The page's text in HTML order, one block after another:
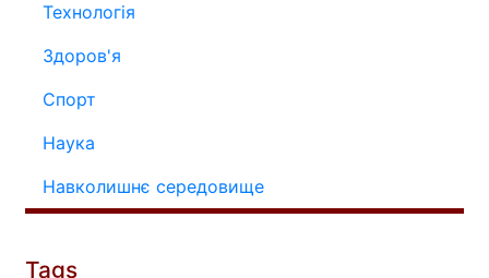
Технологія
Здоров'я
Спорт
Наука
Навколишнє середовище
Tags